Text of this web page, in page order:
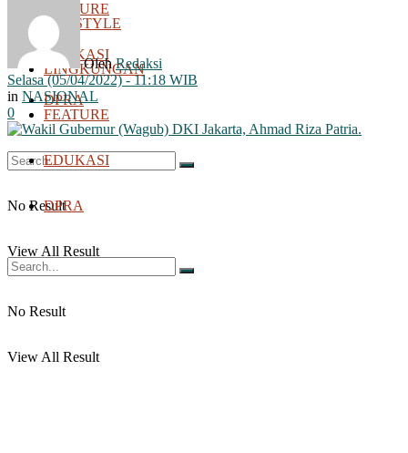
FEATURE
EDUKASI
DPRA
No Result
View All Result
LIFESTYLE
LINGKUNGAN
FEATURE
EDUKASI
DPRA
No Result
View All Result
Oleh Redaksi
Selasa (05/04/2022) - 11:18 WIB
in NASIONAL
0